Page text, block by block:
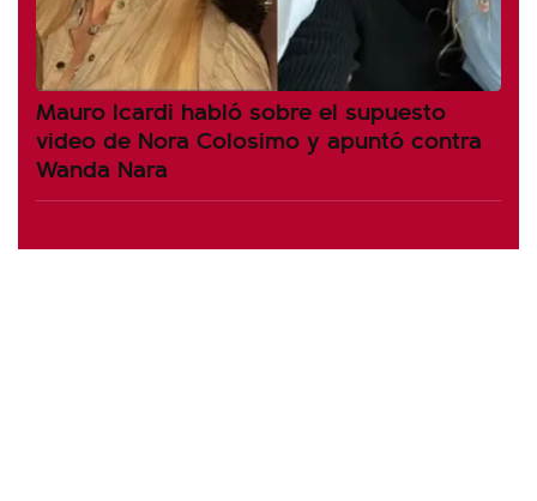
Mauro Icardi habló sobre el supuesto
video de Nora Colosimo y apuntó contra
Wanda Nara